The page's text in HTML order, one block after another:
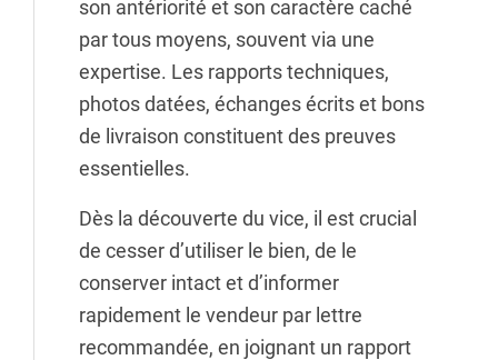
son antériorité et son caractère caché
par tous moyens, souvent via une
expertise. Les rapports techniques,
photos datées, échanges écrits et bons
de livraison constituent des preuves
essentielles.
Dès la découverte du vice, il est crucial
de cesser d’utiliser le bien, de le
conserver intact et d’informer
rapidement le vendeur par lettre
recommandée, en joignant un rapport